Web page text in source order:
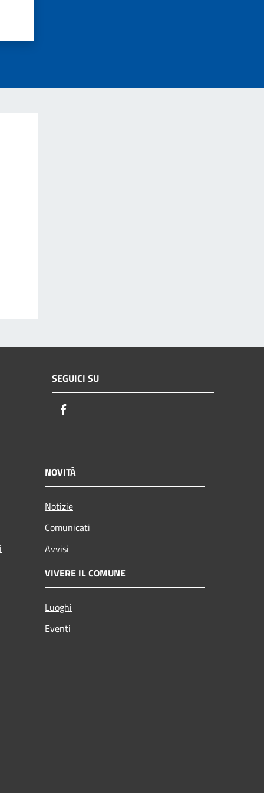
SEGUICI SU
NOVITÀ
Notizie
Comunicati
Avvisi
VIVERE IL COMUNE
Luoghi
Eventi